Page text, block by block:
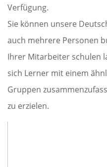
Verfügung.
Sie können unsere
auch mehrere Personen
Ihrer Mitarbeiter schulen
sich Lerner mit einem
Gruppen
zu erzielen.